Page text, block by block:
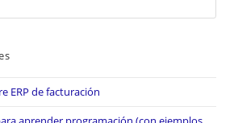
ERP de facturación